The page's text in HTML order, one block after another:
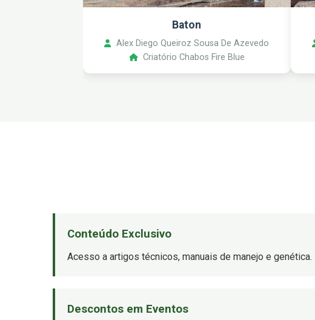
Baton
Alex Diego Queiroz Sousa De Azevedo
Criatório Chabos Fire Blue
Conteúdo Exclusivo
Acesso a artigos técnicos, manuais de manejo e genética.
Descontos em Eventos